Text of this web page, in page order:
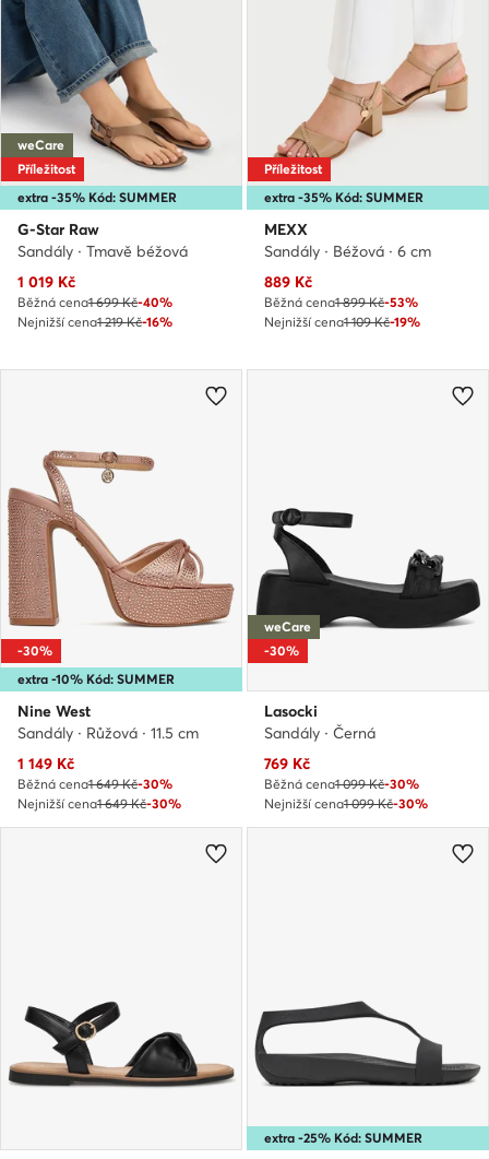
extra -35% Kód: SUMMER
weCare
Příležitost
G-Star Raw
Sandály · Tmavě béžová
Aktuální cena
1 019 Kč
Běžná cena1 699 Kč-40%
Nejnižší cena1 219 Kč-16%
extra -35% Kód: SUMMER
Příležitost
MEXX
Sandály · Béžová · 6 cm
Aktuální cena
889 Kč
Běžná cena1 899 Kč-53%
Nejnižší cena1 109 Kč-19%
extra -10% Kód: SUMMER
-30%
Nine West
Sandály · Růžová · 11.5 cm
Aktuální cena
1 149 Kč
Běžná cena1 649 Kč-30%
Nejnižší cena1 649 Kč-30%
weCare
-30%
Lasocki
Sandály · Černá
Aktuální cena
769 Kč
Běžná cena1 099 Kč-30%
Nejnižší cena1 099 Kč-30%
extra -25% Kód: SUMMER